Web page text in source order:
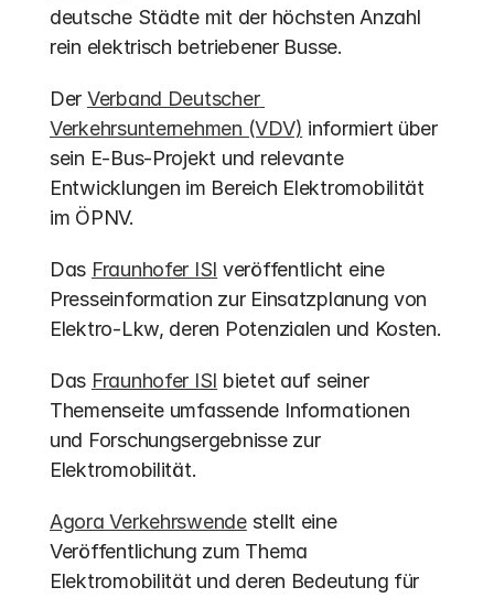
deutsche Städte mit der höchsten Anzahl
rein elektrisch betriebener Busse.
Der Verband Deutscher
Verkehrsunternehmen (VDV) informiert über
sein E-Bus-Projekt und relevante
Entwicklungen im Bereich Elektromobilität
im ÖPNV.
Das Fraunhofer ISI veröffentlicht eine
Presseinformation zur Einsatzplanung von
Elektro-Lkw, deren Potenzialen und Kosten.
Das Fraunhofer ISI bietet auf seiner
Themenseite umfassende Informationen
und Forschungsergebnisse zur
Elektromobilität.
Agora Verkehrswende stellt eine
Veröffentlichung zum Thema
Elektromobilität und deren Bedeutung für